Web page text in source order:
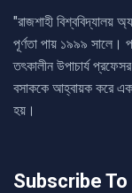
"রাজশাহী বিশ্ববিদ্যালয়
পূর্ণতা পায় ১৯৯৯ সালে।
তৎকালীন উপাচার্য
বসাককে আহ্বায়ক করে
হয়।
Subscribe